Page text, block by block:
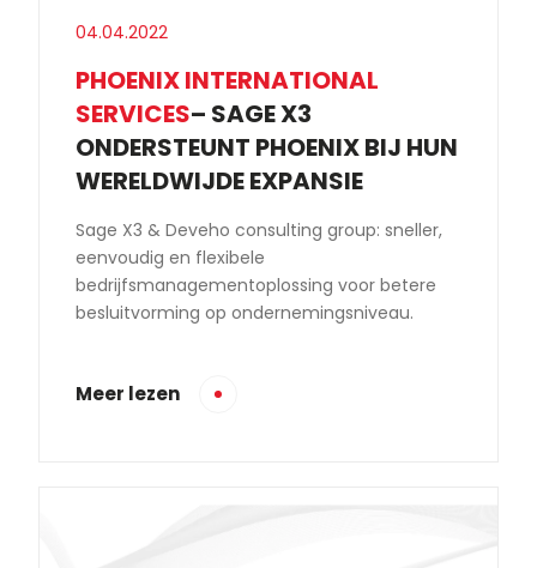
04.04.2022
PHOENIX INTERNATIONAL
SERVICES– SAGE X3
ONDERSTEUNT PHOENIX BIJ HUN
WERELDWIJDE EXPANSIE
Sage X3 & Deveho consulting group: sneller,
eenvoudig en flexibele
bedrijfsmanagementoplossing voor betere
besluitvorming op ondernemingsniveau.
Meer lezen